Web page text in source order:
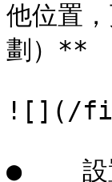
他位置
劃）**
![](/
●    設